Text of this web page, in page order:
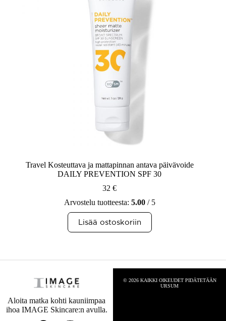
Travel Kosteuttava ja mattapinnan antava päivävoide
DAILY PREVENTION SPF 30
32€
Arvostelu tuotteesta: 5.00/ 5
Lisää ostoskoriin
Aloita matka kohti kauniimpaa
ihoa IMAGE Skincare:n avulla.
© 2026 KAIKKI OIKEUDET PIDÄTETÄÄN
URSUM